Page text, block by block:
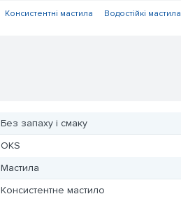
Консистентні мастила Водостійкі мастила
Без запаху і смаку
OKS
Мастила
Консистентне мастило